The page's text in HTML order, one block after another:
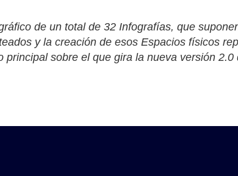
de un total de 32 Infografías, que
y la creación de esosEspacios físicos
sobre el que gira la nueva versión